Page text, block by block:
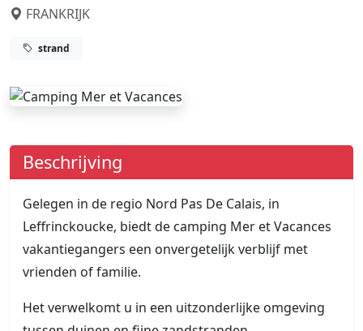
FRANKRIJK
strand
Beschrijving
Gelegen in de regio Nord Pas De Calais, in
Leffrinckoucke, biedt de camping Mer et Vacances
vakantiegangers een onvergetelijk verblijf met
vrienden of familie.
Het verwelkomt u in een uitzonderlijke omgeving